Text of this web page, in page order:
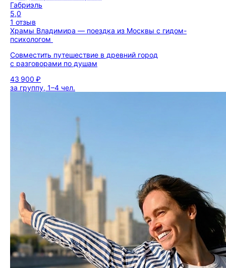
Габриэль
5,0
1 отзыв
Храмы Владимира — поездка из Москвы с гидом-
психологом
Совместить путешествие в древний город
с разговорами по душам
43 900 ₽
за группу, 1–4 чел.